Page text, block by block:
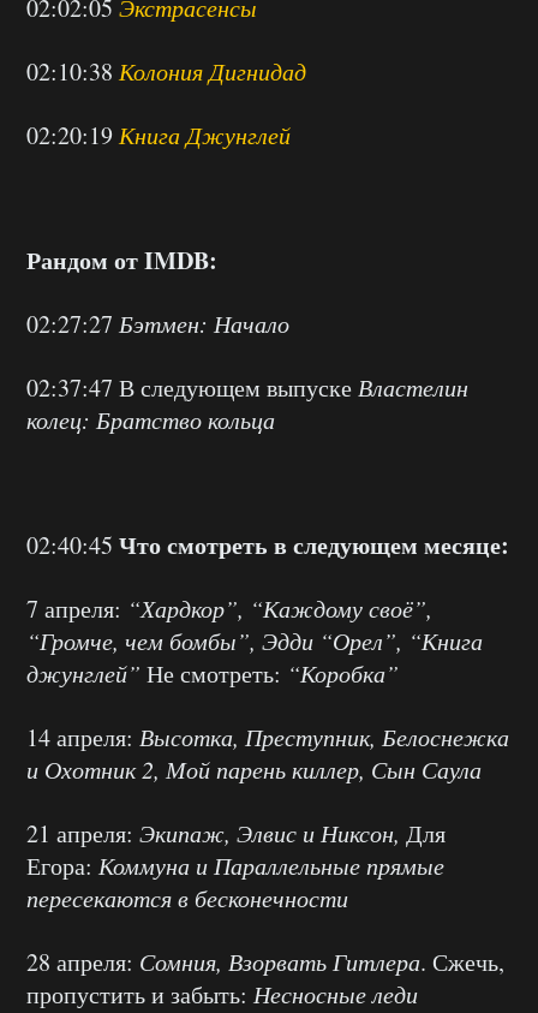
02:02:05 Экстрасенсы
02:10:38 Колония Дигнидад
02:20:19 Книга Джунглей
Рандом от IMDB:
02:27:27 Бэтмен: Начало
02:37:47 В следующем выпуске Властелин
колец: Братство кольца
02:40:45 Что смотреть в следующем месяце:
7 апреля: “Хардкор”, “Каждому своё”,
“Громче, чем бомбы”, Эдди “Орел”, “Книга
джунглей” Не смотреть: “Коробка”
14 апреля: Высотка, Преступник, Белоснежка
и Охотник 2, Мой парень киллер, Сын Саула
21 апреля: Экипаж, Элвис и Никсон, Для
Егора: Коммуна и Параллельные прямые
пересекаются в бесконечности
28 апреля: Сомния, Взорвать Гитлера. Сжечь,
пропустить и забыть: Несносные леди